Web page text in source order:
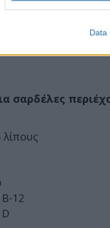
Data
σαρδέλες
12